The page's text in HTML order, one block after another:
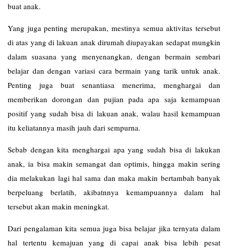
buat anak.
Yang juga penting merupakan, mestinya semua aktivitas tersebut
di atas yang di lakuan anak dirumah diupayakan sedapat mungkin
dalam suasana yang menyenangkan, dengan bermain sembari
belajar dan dengan variasi cara bermain yang tarik untuk anak.
Penting juga buat senantiasa menerima, menghargai dan
memberikan dorongan dan pujian pada apa saja kemampuan
positif yang sudah bisa di lakuan anak, walau hasil kemampuan
itu keliatannya masih jauh dari sempurna.
Sebab dengan kita menghargai apa yang sudah bisa di lakukan
anak, ia bisa makin semangat dan optimis, hingga makin sering
dia melakukan lagi hal sama dan maka makin bertambah banyak
berpeluang berlatih, akibatnnya kemampuannya dalam hal
tersebut akan makin meningkat.
Dari pengalaman kita semua juga bisa belajar jika ternyata dalam
hal tertentu kemajuan yang di capai anak bisa lebih pesat